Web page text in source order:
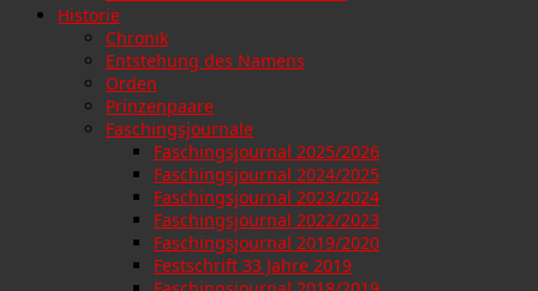
Historie
Chronik
Entstehung des Namens
Orden
Prinzenpaare
Faschingsjournale
Faschingsjournal 2025/2026
Faschingsjournal 2024/2025
Faschingsjournal 2023/2024
Faschingsjournal 2022/2023
Faschingsjournal 2019/2020
Festschrift 33 Jahre 2019